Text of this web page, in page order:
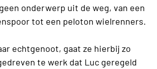
onderwerp uit de weg, van een
tot een peloton wielrenners.
echtgenoot, gaat ze hierbij zo
te werk dat Luc geregeld